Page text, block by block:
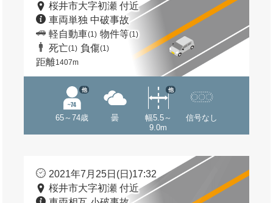
桜井市大字初瀬 付近
車両単独 中破事故
軽自動車(1) 物件等(1)
死亡(1) 負傷(1)
距離1407m
65～74歳
他
曇
幅5.5～
9.0m
他
信号なし
2021年7月25日(日)17:32
桜井市大字初瀬 付近